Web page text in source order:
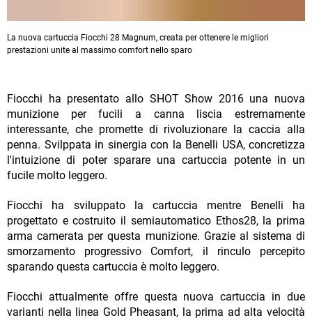
La nuova cartuccia Fiocchi 28 Magnum, creata per ottenere le migliori
prestazioni unite al massimo comfort nello sparo
Fiocchi ha presentato allo SHOT Show 2016 una nuova
munizione per fucili a canna liscia estremamente
interessante, che promette di rivoluzionare la caccia alla
penna. Svilppata in sinergia con la Benelli USA, concretizza
l'intuizione di poter sparare una cartuccia potente in un
fucile molto leggero.
Fiocchi ha sviluppato la cartuccia mentre Benelli ha
progettato e costruito il semiautomatico Ethos28, la prima
arma camerata per questa munizione. Grazie al sistema di
smorzamento progressivo Comfort, il rinculo percepito
sparando questa cartuccia è molto leggero.
Fiocchi attualmente offre questa nuova cartuccia in due
varianti nella linea Gold Pheasant, la prima ad alta velocità